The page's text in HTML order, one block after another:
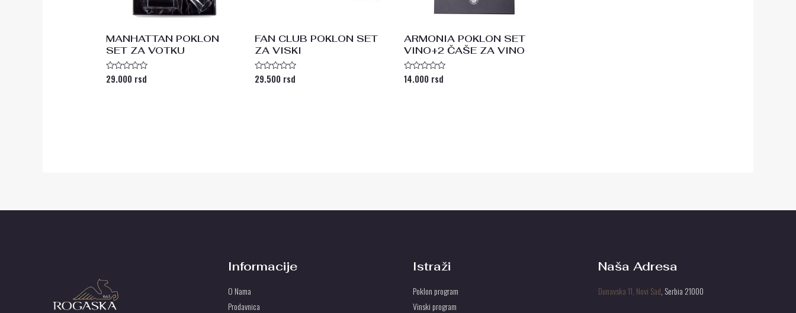
MANHATTAN POKLON
SET ZA VOTKU
Ocenjeno
sa
29.000 rsd
FAN CLUB POKLON SET
ZA VISKI
Ocenjeno
sa
29.500 rsd
ARMONIA POKLON SET
VINO+2 ČAŠE ZA VINO
Ocenjeno
sa
14.000 rsd
Informacije
O Nama
Prodavnica
Istraži
Poklon program
Vinski program
Naša Adresa
Dunavska 11, Novi Sad, Serbia 21000